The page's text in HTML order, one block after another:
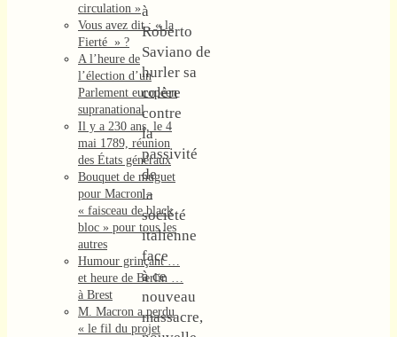
à
Roberto
Saviano de
hurler sa
colère
contre
la
passivité
de
la
société
italienne
face
à ce
nouveau
massacre,
circulation »
Vous avez dit : « la
Fierté » ?
A l’heure de
l’élection d’un
Parlement européen
supranational
Il y a 230 ans, le 4
mai 1789, réunion
des États généraux
Bouquet de muguet
pour Macron –
« faisceau de black
bloc » pour tous les
autres
Humour grinçant …
et heure de Berlin …
à Brest
M. Macron a perdu
« le fil du projet